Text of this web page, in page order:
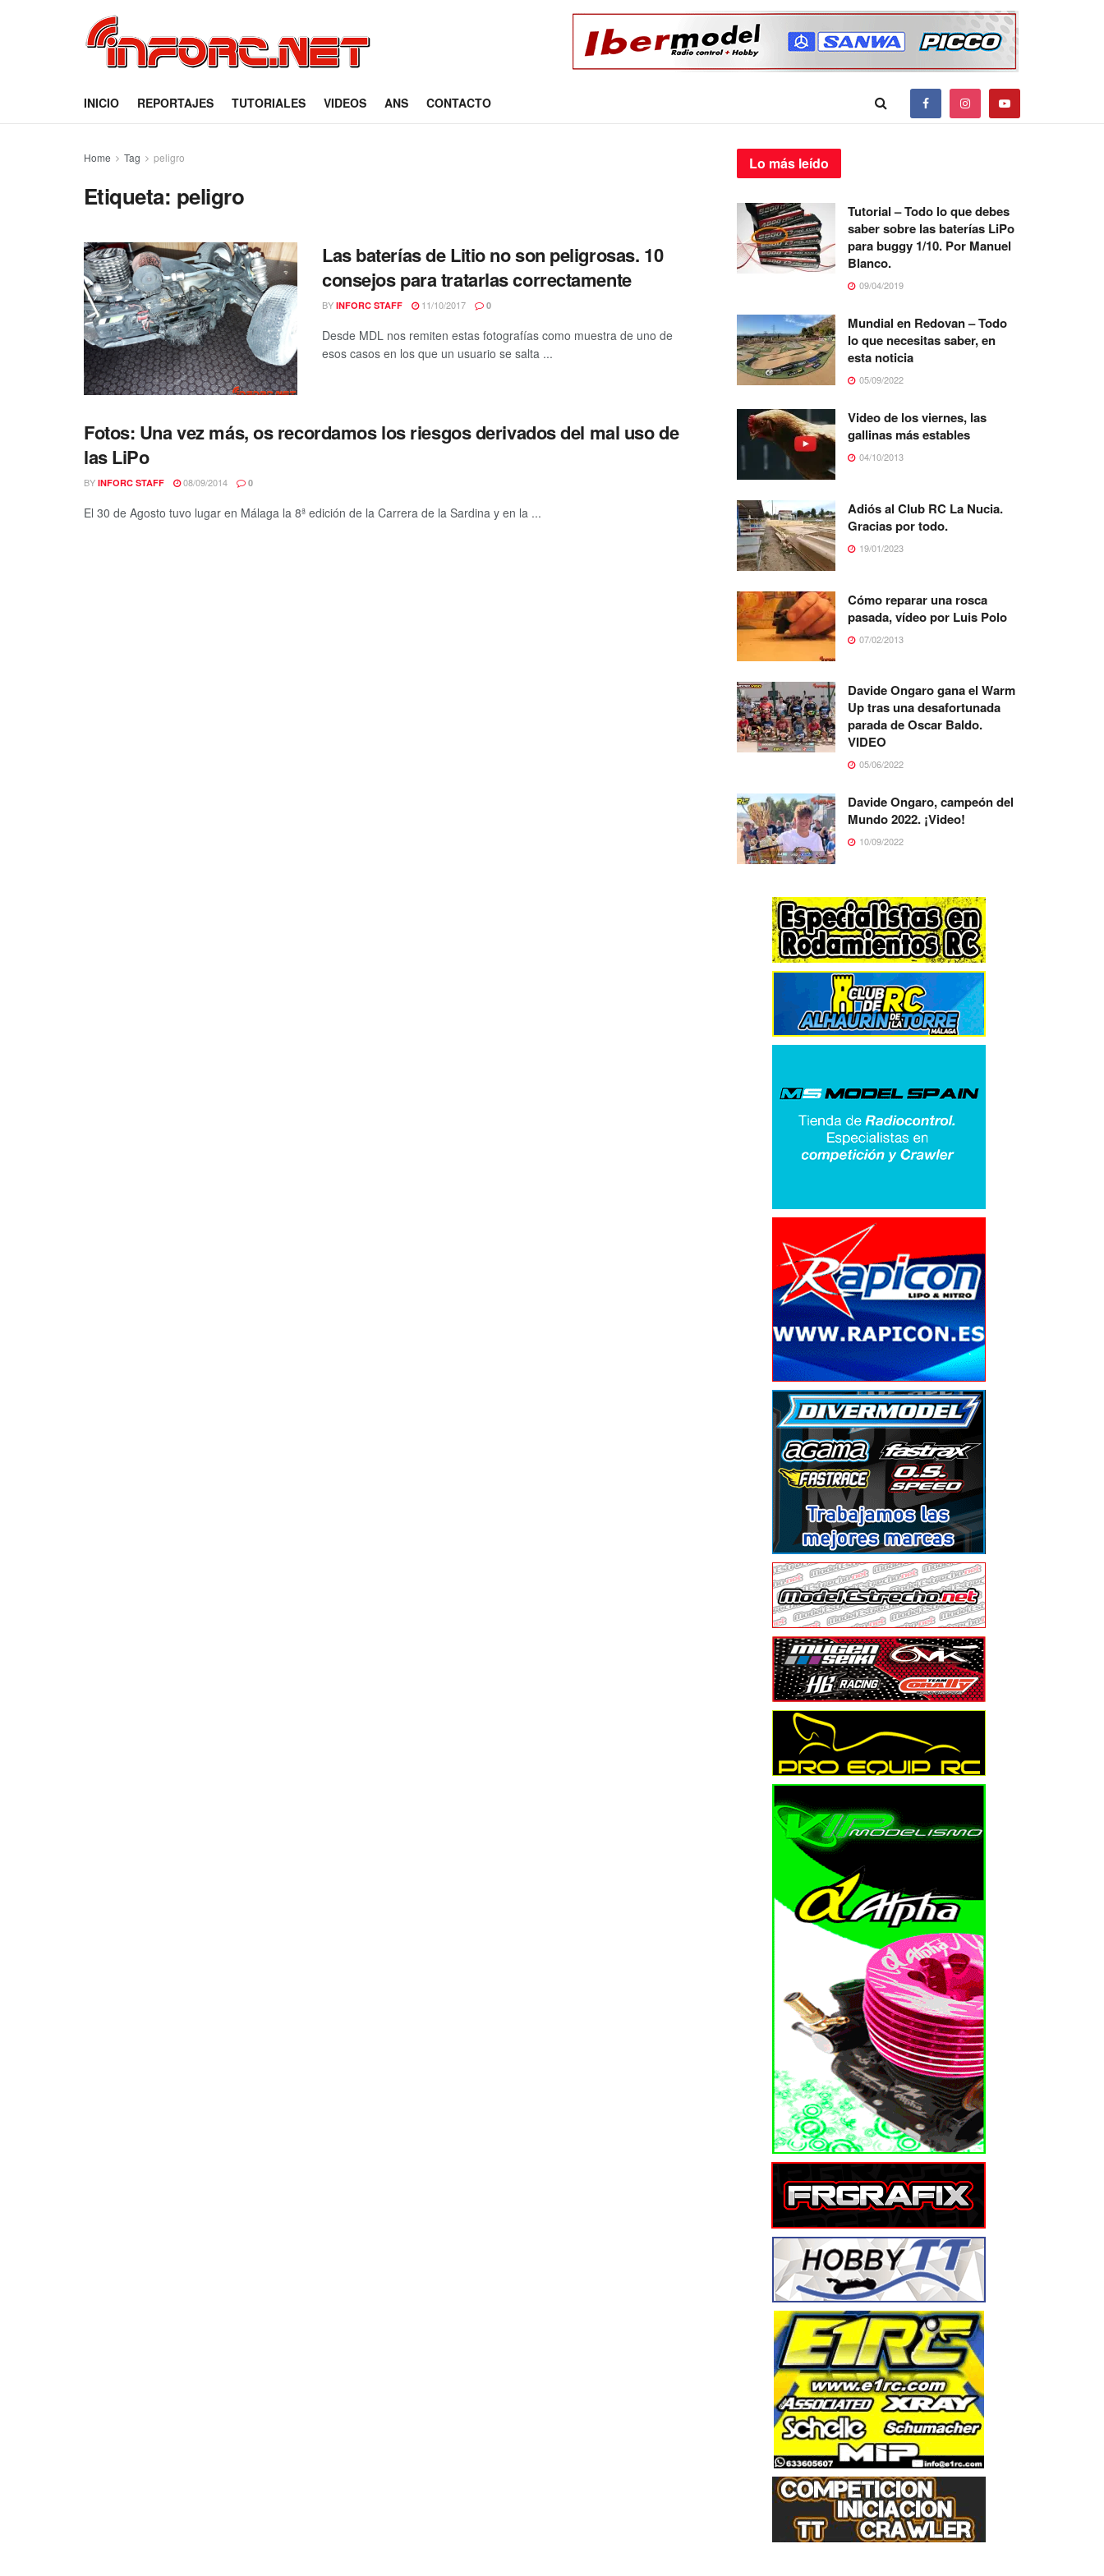
INICIO REPORTAJES TUTORIALES VIDEOS ANS CONTACTO
Home Tag peligro
Etiqueta: peligro
Las baterías de Litio no son peligrosas. 10
consejos para tratarlas correctamente
BY INFORC STAFF 11/10/2017 0
Desde MDL nos remiten estas fotografías como muestra de uno de
esos casos en los que un usuario se salta ...
Fotos: Una vez más, os recordamos los riesgos derivados del mal uso de
las LiPo
BY INFORC STAFF 08/09/2014 0
El 30 de Agosto tuvo lugar en Málaga la 8ª edición de la Carrera de la Sardina y en la ...
Lo más leído
Tutorial – Todo lo que debes
saber sobre las baterías LiPo
para buggy 1/10. Por Manuel
Blanco.
09/04/2019
Mundial en Redovan – Todo
lo que necesitas saber, en
esta noticia
05/09/2022
Video de los viernes, las
gallinas más estables
04/10/2013
Adiós al Club RC La Nucia.
Gracias por todo.
19/01/2023
Cómo reparar una rosca
pasada, vídeo por Luis Polo
07/02/2013
Davide Ongaro gana el Warm
Up tras una desafortunada
parada de Oscar Baldo.
VIDEO
05/06/2022
Davide Ongaro, campeón del
Mundo 2022. ¡Video!
10/09/2022